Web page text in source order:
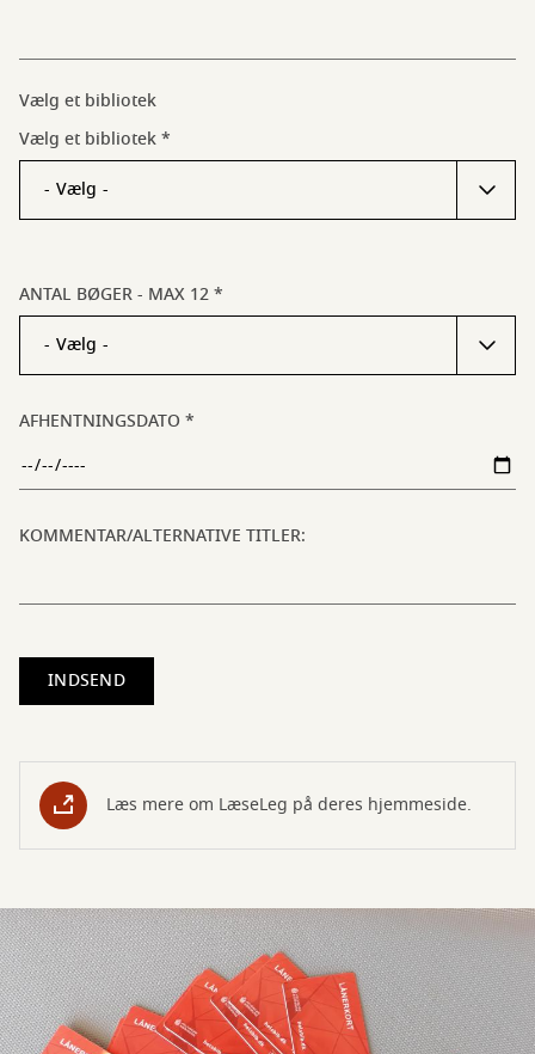
Vælg et bibliotek
Vælg et bibliotek
ANTAL BØGER - MAX 12
AFHENTNINGSDATO
KOMMENTAR/ALTERNATIVE TITLER:
Læs mere om LæseLeg på deres hjemmeside.